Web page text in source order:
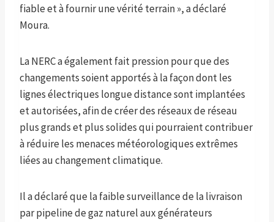
fiable et à fournir une vérité terrain », a déclaré
Moura.
La NERC a également fait pression pour que des
changements soient apportés à la façon dont les
lignes électriques longue distance sont implantées
et autorisées, afin de créer des réseaux de réseau
plus grands et plus solides qui pourraient contribuer
à réduire les menaces météorologiques extrêmes
liées au changement climatique.
Il a déclaré que la faible surveillance de la livraison
par pipeline de gaz naturel aux générateurs